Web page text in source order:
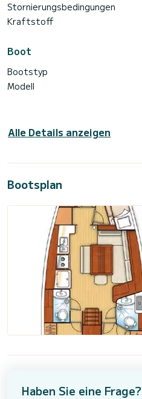
Stornierungsbedingungen
Kraftstoff
Boot
Bootstyp
Modell
Alle Details anzeigen
Bootsplan
Haben Sie eine Frage?